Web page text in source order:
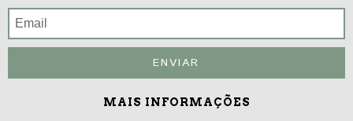
MAIS INFORMAÇÕES